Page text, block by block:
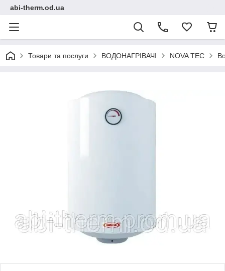
abi-therm.od.ua
Товари та послуги ВОДОНАГРІВАЧІ NOVA TEC